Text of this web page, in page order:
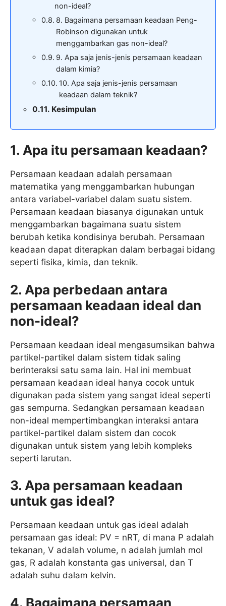
non-ideal?
8. Bagaimana persamaan keadaan Peng-
Robinson digunakan untuk
menggambarkan gas non-ideal?
9. Apa saja jenis-jenis persamaan keadaan
dalam kimia?
10. Apa saja jenis-jenis persamaan
keadaan dalam teknik?
Kesimpulan
1. Apa itu persamaan keadaan?
Persamaan keadaan adalah persamaan
matematika yang menggambarkan hubungan
antara variabel-variabel dalam suatu sistem.
Persamaan keadaan biasanya digunakan untuk
menggambarkan bagaimana suatu sistem
berubah ketika kondisinya berubah. Persamaan
keadaan dapat diterapkan dalam berbagai bidang
seperti fisika, kimia, dan teknik.
2. Apa perbedaan antara
persamaan keadaan ideal dan
non-ideal?
Persamaan keadaan ideal mengasumsikan bahwa
partikel-partikel dalam sistem tidak saling
berinteraksi satu sama lain. Hal ini membuat
persamaan keadaan ideal hanya cocok untuk
digunakan pada sistem yang sangat ideal seperti
gas sempurna. Sedangkan persamaan keadaan
non-ideal mempertimbangkan interaksi antara
partikel-partikel dalam sistem dan cocok
digunakan untuk sistem yang lebih kompleks
seperti larutan.
3. Apa persamaan keadaan
untuk gas ideal?
Persamaan keadaan untuk gas ideal adalah
persamaan gas ideal: PV = nRT, di mana P adalah
tekanan, V adalah volume, n adalah jumlah mol
gas, R adalah konstanta gas universal, dan T
adalah suhu dalam kelvin.
4. Bagaimana persamaan